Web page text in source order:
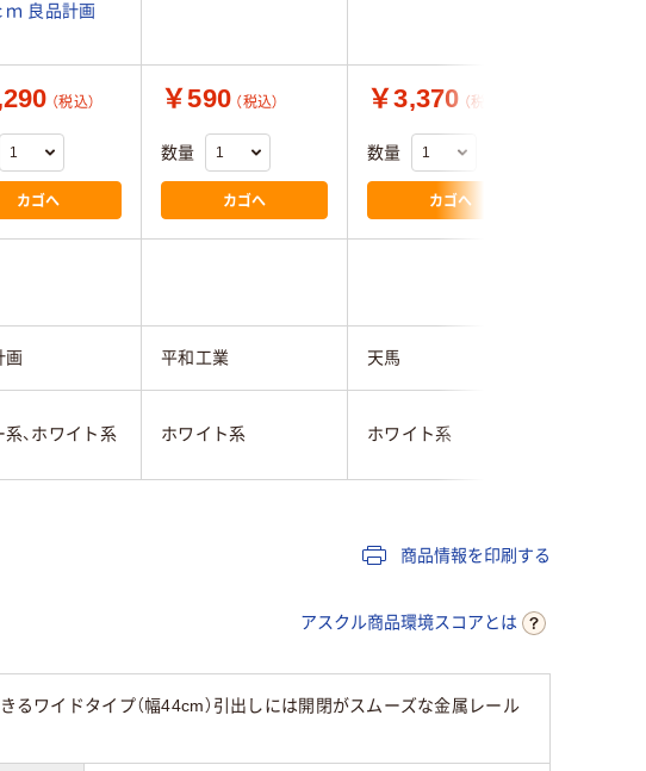
ｍ 良品計画
（税込）
カゴへ
￥590 （税込）
数量
カゴへ
￥3,370 （税込）
数量
カゴへ
画 平和工業 天馬
系、ホワイト系 ホワイト系 ホワイト系
商品情報を印刷する
アスクル商品環境スコアとは
るワイドタイプ（幅44cm）引出しには開閉がスムーズな金属レール